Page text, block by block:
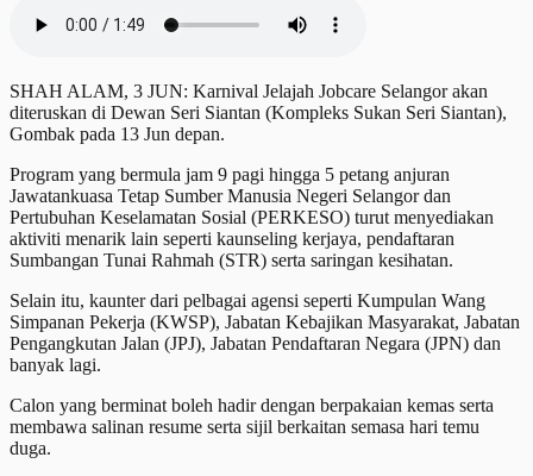
SHAH ALAM, 3 JUN: Karnival Jelajah Jobcare Selangor akan
diteruskan di Dewan Seri Siantan (Kompleks Sukan Seri Siantan),
Gombak pada 13 Jun depan.
Program yang bermula jam 9 pagi hingga 5 petang anjuran
Jawatankuasa Tetap Sumber Manusia Negeri Selangor dan
Pertubuhan Keselamatan Sosial (PERKESO) turut menyediakan
aktiviti menarik lain seperti kaunseling kerjaya, pendaftaran
Sumbangan Tunai Rahmah (STR) serta saringan kesihatan.
Selain itu, kaunter dari pelbagai agensi seperti Kumpulan Wang
Simpanan Pekerja (KWSP), Jabatan Kebajikan Masyarakat, Jabatan
Pengangkutan Jalan (JPJ), Jabatan Pendaftaran Negara (JPN) dan
banyak lagi.
Calon yang berminat boleh hadir dengan berpakaian kemas serta
membawa salinan resume serta sijil berkaitan semasa hari temu
duga.